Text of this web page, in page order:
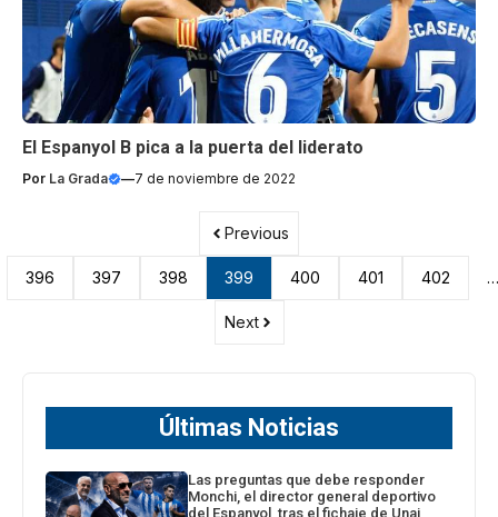
El Espanyol B pica a la puerta del liderato
Por La Grada —7 de noviembre de 2022
Previous
396 397 398 399 400 401 402 …
Next
Últimas Noticias
Las preguntas que debe responder
Monchi, el director general deportivo
del Espanyol, tras el fichaje de Unai